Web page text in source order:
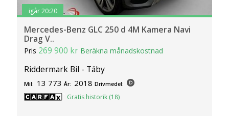
igår 20:20
Mercedes-Benz GLC 250 d 4M Kamera Navi
Drag V..
Pris 269 900 kr Beräkna månadskostnad
Riddermark Bil - Täby
Mil: 13 773 År: 2018 Drivmedel:
Gratis historik (18)